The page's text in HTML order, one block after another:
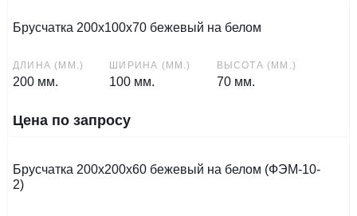
Брусчатка 200х100х70 бежевый на белом
ДЛИНА (ММ.)
200 мм.
ШИРИНА (ММ.)
100 мм.
ВЫСОТА (ММ.)
70 мм.
Цена по запросу
Брусчатка 200х200х60 бежевый на белом (ФЭМ-10-
2)